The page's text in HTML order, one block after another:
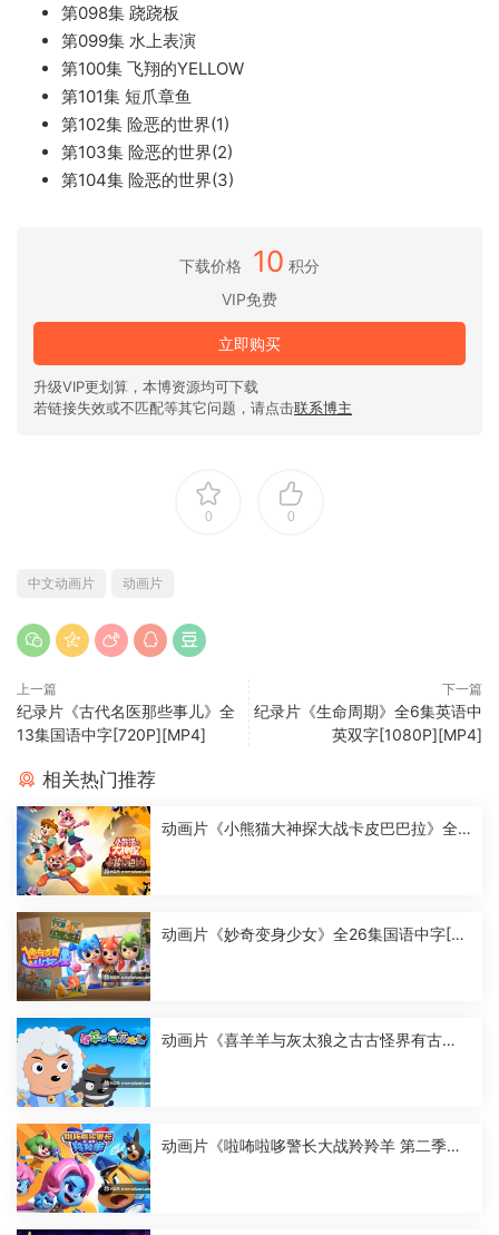
第098集 跷跷板
第099集 水上表演
第100集 飞翔的YELLOW
第101集 短爪章鱼
第102集 险恶的世界(1)
第103集 险恶的世界(2)
第104集 险恶的世界(3)
下载价格 10 积分
VIP免费
立即购买
升级VIP更划算，本博资源均可下载
若链接失效或不匹配等其它问题，请点击联系博主
0 0
中文动画片 动画片
上一篇
纪录片《古代名医那些事儿》全
13集国语中字[720P][MP4]
下一篇
纪录片《生命周期》全6集英语中
英双字[1080P][MP4]
相关热门推荐
动画片《小熊猫大神探大战卡皮巴巴拉》全2
动画片《妙奇变身少女》全26集国语中字[10
动画片《喜羊羊与灰太狼之古古怪界有古
动画片《啦咘啦哆警长大战羚羚羊 第二季》